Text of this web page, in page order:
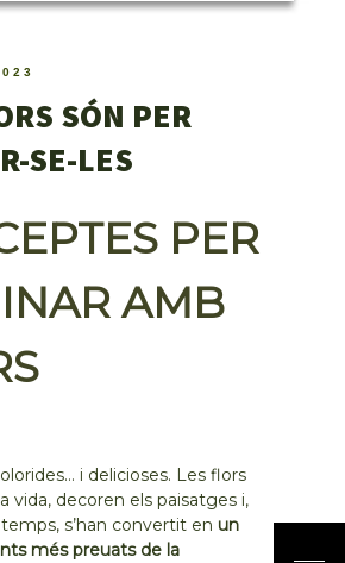
SÓN PER
SE-LES
PER
AMB
i delicioses. Les flors
vida, decoren els paisatges i,
s’han convertit en un
més preuats de la